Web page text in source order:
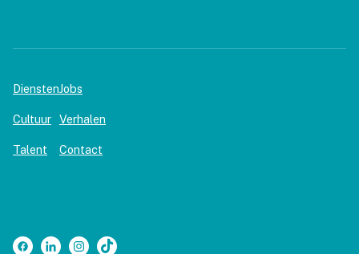
Diensten
Cultuur
Talent
Jobs
Verhalen
Contact